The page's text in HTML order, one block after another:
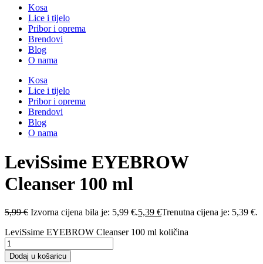
Kosa
Lice i tijelo
Pribor i oprema
Brendovi
Blog
O nama
Kosa
Lice i tijelo
Pribor i oprema
Brendovi
Blog
O nama
LeviSsime EYEBROW
Cleanser 100 ml
5,99€ Izvorna cijena bila je: 5,99 €.5,39 €Trenutna cijena je: 5,39 €.
LeviSsime EYEBROW Cleanser 100 ml količina
Dodaj u košaricu